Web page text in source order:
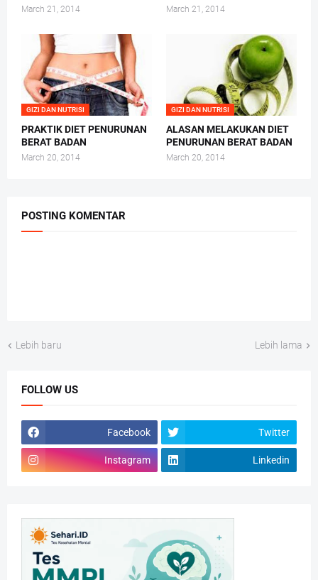
March 21, 2014 March 21, 2014
GIZI DAN NUTRISI
PRAKTIK DIET PENURUNAN
BERAT BADAN
March 20, 2014
GIZI DAN NUTRISI
ALASAN MELAKUKAN DIET
PENURUNAN BERAT BADAN
March 20, 2014
POSTING KOMENTAR
Lebih baru Lebih lama
FOLLOW US
Facebook Twitter
Instagram Linkedin